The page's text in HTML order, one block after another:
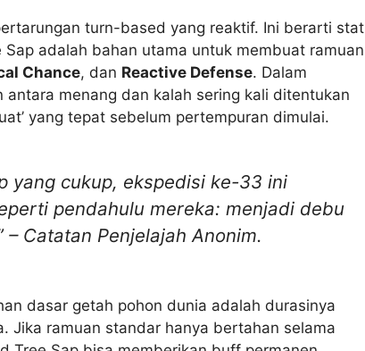
turn-based yang reaktif. Ini berarti stat
adalah bahan utama untuk membuat ramuan
Chance, dan Reactive Defense. Dalam
menang dan kalah sering kali ditentukan
yang tepat sebelum pertempuran dimulai.
yang cukup, ekspedisi ke-33 ini
pendahulu mereka: menjadi debu
Catatan Penjelajah Anonim.
dasar getah pohon dunia adalah durasinya
Jika ramuan standar hanya bertahan selama